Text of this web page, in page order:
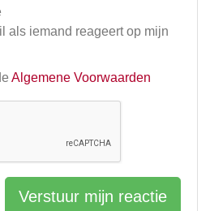
als iemand reageert op mijn
Algemene Voorwaarden
Verstuur mijn reactie